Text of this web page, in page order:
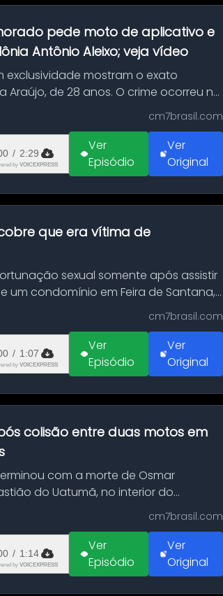
pede moto de aplicativo e
Antônio Aleixo; veja vídeo
mostram o exato
de 28 anos. O crime ocorreu na
cm7brasil.com
/ 2:29
by VOICEXPRESS
Ver
Episódio
Ver
Original
que era vítima de
sexual somente após assistir
condomínio em Feira de Santana,
cm7brasil.com
/ 1:07
by VOICEXPRESS
Ver
Episódio
Ver
Original
colisão entre duas motos em
com a morte de Osmar
do Uatumã, no interior do
cm7brasil.com
/ 1:14
by VOICEXPRESS
Ver
Episódio
Ver
Original